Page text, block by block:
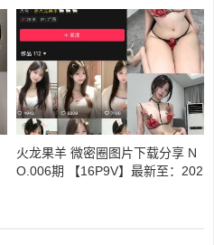
火龙果羊 微密圈图片下载分享 N
O.006期 【16P9V】最新至：202